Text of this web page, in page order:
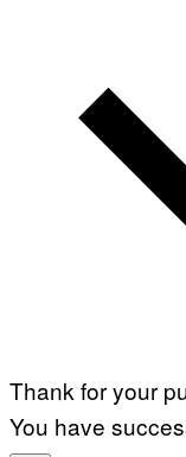
Thank for your
You have